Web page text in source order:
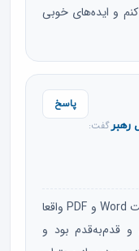
کنم و ایده‌های خوبی
رهبرگفت:
مقاله خیلی کاربردی و مرتب بود و با فرمت Word و PDF واقعا
و قدم‌به‌قدم بود و
پاسخ